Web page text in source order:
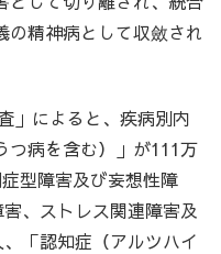
の精神病として収斂され
」によると、疾病別内
つ病を含む）」が111万
型障害及び妄想性障
、ストレス関連障害及
「認知症（アルツハイ